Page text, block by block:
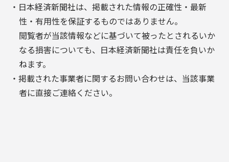
・日本経済新聞社は、掲載された情報の正確性・最新
性・有用性を保証するものではありません。
閲覧者が当該情報などに基づいて被ったとされるいか
なる損害についても、日本経済新聞社は責任を負いか
ねます。
・掲載された事業者に関するお問い合わせは、当該事業
者に直接ご連絡ください。